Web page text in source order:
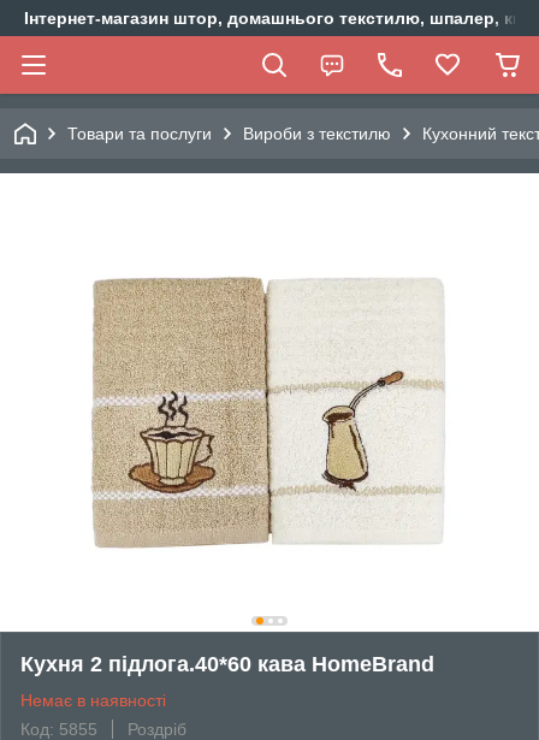
Інтернет-магазин штор, домашнього текстилю, шпалер,
Товари та послуги Вироби з текстилю Кухонний
Кухня 2 підлога.40*60 кава HomeBrand
Немає в наявності
Код: 5855
Роздріб